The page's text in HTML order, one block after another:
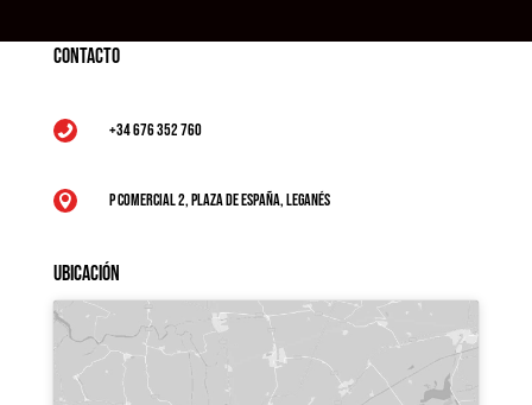
Contacto
 +34 676 352 760
 P Comercial 2, Plaza de España, Leganés
Ubicación